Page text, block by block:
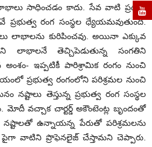
సాధించడం కాదు. సేవ వాటి ప్రథమ
ప్రభుత్వ రంగ సంస్థల ధ్యేయమవుతుంది.
లాభాలను కురిపించవు. అయినా ఎక్కువ
లాభాలనే తెచ్చిపెడుతున్న సంగతిని
అంశం- ఇప్పటికీ పారిశ్రామిక రంగం నుంచి
ప్రభుత్వ రంగంలోని పరిశ్రమల నుంచి
తెస్తున్న ప్రభుత్వ రంగ సంస్థల
వచ్చాక చార్టర్డ్‌ అకౌంటెంట్ల బృందంతో
ఉన్నాయన్న పేరుతో పరిశ్రమలను
వాటిని ప్రొఫెనలైజ్‌ చేస్తామని చెప్పారు.